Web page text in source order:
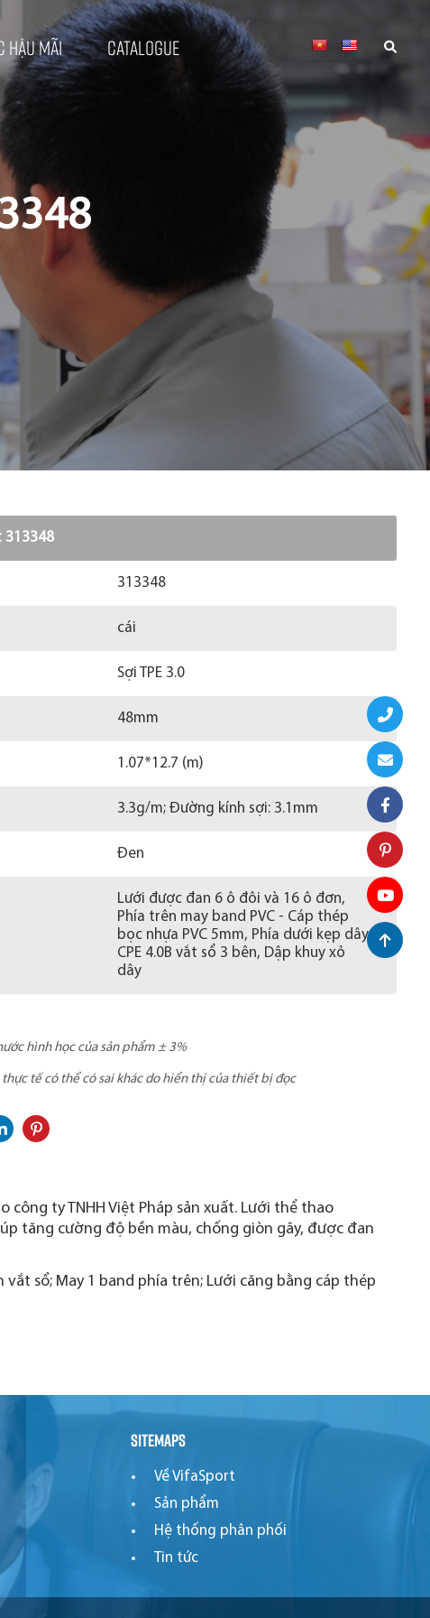
hậu mãi Catalogue
313348
313348
cái
Sợi TPE 3.0
48mm
1.07*12.7 (m)
3.3g/m; Đường kính sợi: 3.1mm
Đen
Lưới được đan 6 ô đôi và 16 ô đơn,
Phía trên may band PVC - Cáp thép
bọc nhựa PVC 5mm, Phía dưới kẹp dây
CPE 4.0B vắt sổ 3 bên, Dập khuy xỏ
dây
hình học của sản phẩm ± 3%
thực tế có thể có sai khác do hiển thị của thiết bị đọc
công ty TNHH Việt Pháp sản xuất. Lưới thể thao
tăng cường độ bền màu, chống giòn gãy, được đan
sổ; May 1 band phía trên; Lưới căng bằng cáp thép
Sitemaps
Về VifaSport
Sản phẩm
Hệ thống phân phối
Tin tức